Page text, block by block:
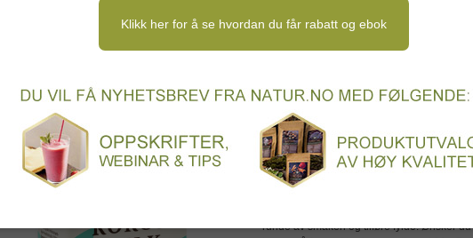
Helios - Kokosmelk
Helios økologiske kokosmelk er
vann. Kokosmelk er en basisingrediens i
gryter. Kokosmelk er også godt i
runde av smaken og tilføre fylde. Ønsker
Klikk her for å se hvordan du får rabatt og ebok